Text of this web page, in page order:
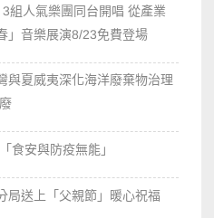
人氣樂團同台開唱 從產業
」音樂展演8/23免費登場
夏威夷深化海洋廢棄物治理
食安與防疫無能」
局送上「父親節」暖心祝福